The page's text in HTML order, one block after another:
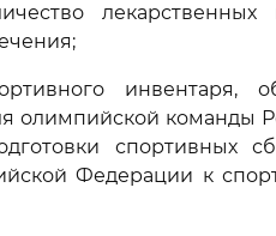
инвентаря,
олимпийской команды
спортивных
Федерации к